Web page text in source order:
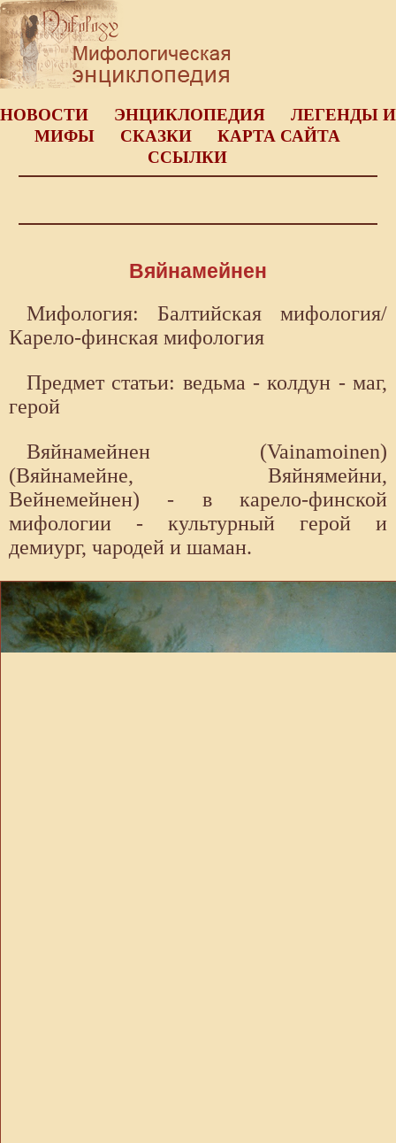
НОВОСТИ ЭНЦИКЛОПЕДИЯ
ЛЕГЕНДЫ И
МИФЫ
СКАЗКИ
КАРТА САЙТА
ССЫЛКИ
Вяйнамейнен
Мифология: Балтийская мифология/
Карело-финская мифология
Предмет статьи: ведьма - колдун - маг,
герой
Вяйнамейнен (Vainamoinen)
(Вяйнамейне, Вяйнямейни,
Вейнемейнен) - в карело-финской
мифологии - культурный герой и
демиург, чародей и шаман.